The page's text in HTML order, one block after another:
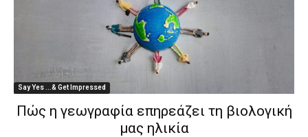
Say Yes ...& Get Impressed
Πώς η γεωγραφία επηρεάζει τη βιολογική
μας ηλικία